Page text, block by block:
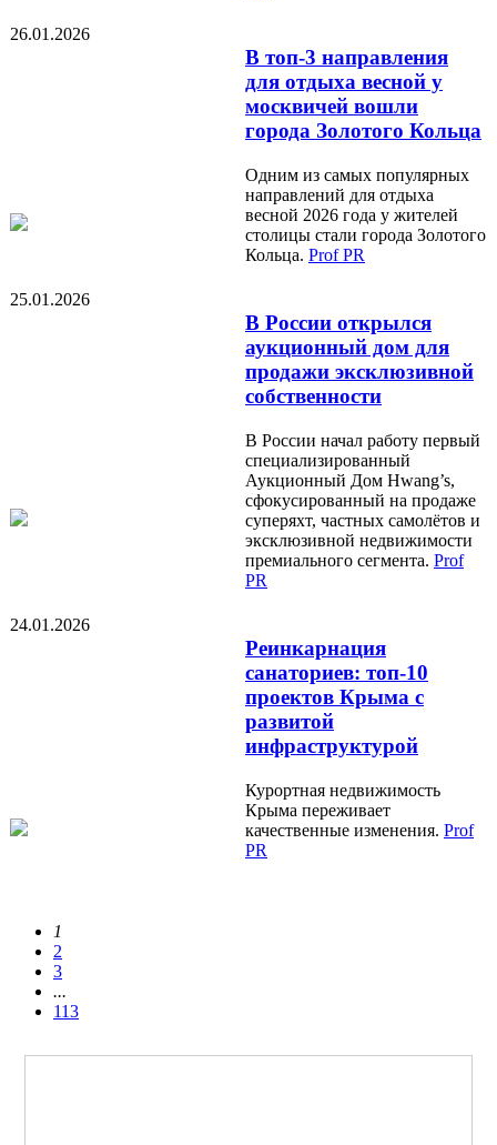
26.01.2026
В топ-3 направления
для отдыха весной у
москвичей вошли
города Золотого Кольца
Одним из самых популярных
направлений для отдыха
весной 2026 года у жителей
столицы стали города Золотого
Кольца. Prof PR
25.01.2026
В России открылся
аукционный дом для
продажи эксклюзивной
собственности
В России начал работу первый
специализированный
Аукционный Дом Hwang’s,
сфокусированный на продаже
суперяхт, частных самолётов и
эксклюзивной недвижимости
премиального сегмента. Prof
PR
24.01.2026
Реинкарнация
санаториев: топ-10
проектов Крыма с
развитой
инфраструктурой
Курортная недвижимость
Крыма переживает
качественные изменения. Prof
PR
1
2
3
...
113